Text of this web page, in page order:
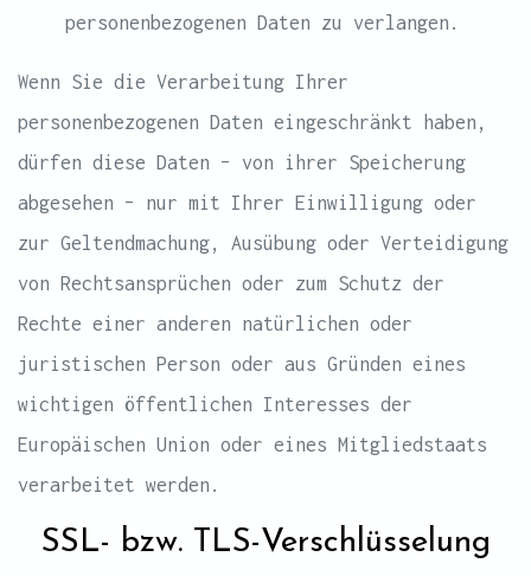
personenbezogenen Daten zu verlangen.
Wenn Sie die Verarbeitung Ihrer
personenbezogenen Daten eingeschränkt haben,
dürfen diese Daten – von ihrer Speicherung
abgesehen – nur mit Ihrer Einwilligung oder
zur Geltendmachung, Ausübung oder Verteidigung
von Rechtsansprüchen oder zum Schutz der
Rechte einer anderen natürlichen oder
juristischen Person oder aus Gründen eines
wichtigen öffentlichen Interesses der
Europäischen Union oder eines Mitgliedstaats
verarbeitet werden.
SSL- bzw. TLS-Verschlüsselung